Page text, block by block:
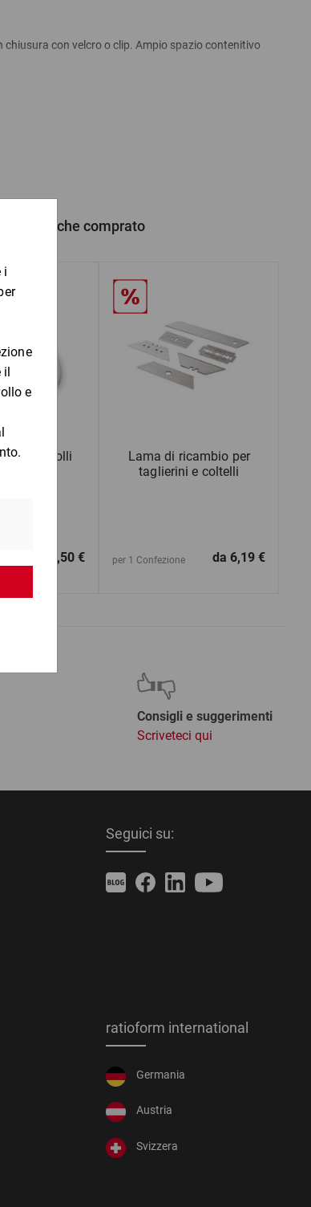
con velcro o clip. Ampio spazio contenitivo
anche comprato
e pesacolli
160,50 €
Lama di ricambio per
taglierini e coltelli
per 1 Confezione da 6,19 €
Consigli e suggerimenti
Scriveteci qui
Seguici su:
ratioform international
Germania
Austria
Svizzera